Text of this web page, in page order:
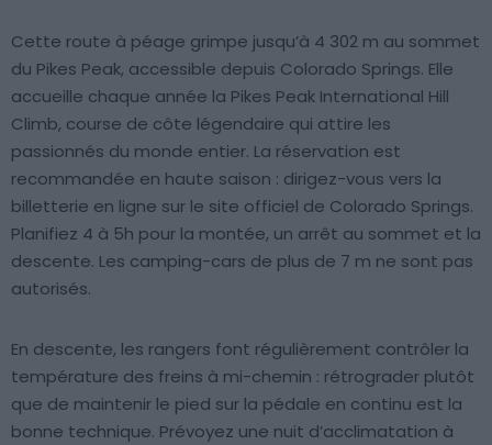
Cette route à péage grimpe jusqu’à 4 302 m au sommet
du Pikes Peak, accessible depuis Colorado Springs. Elle
accueille chaque année la Pikes Peak International Hill
Climb, course de côte légendaire qui attire les
passionnés du monde entier. La réservation est
recommandée en haute saison : dirigez-vous vers la
billetterie en ligne sur le site officiel de Colorado Springs.
Planifiez 4 à 5h pour la montée, un arrêt au sommet et la
descente. Les camping-cars de plus de 7 m ne sont pas
autorisés.
En descente, les rangers font régulièrement contrôler la
température des freins à mi-chemin : rétrograder plutôt
que de maintenir le pied sur la pédale en continu est la
bonne technique. Prévoyez une nuit d’acclimatation à